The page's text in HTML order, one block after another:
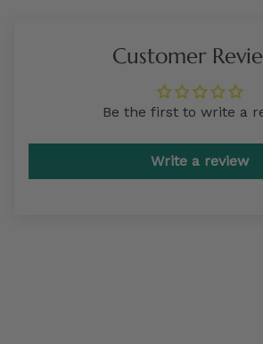
Customer
Be the first to write a
Write a review